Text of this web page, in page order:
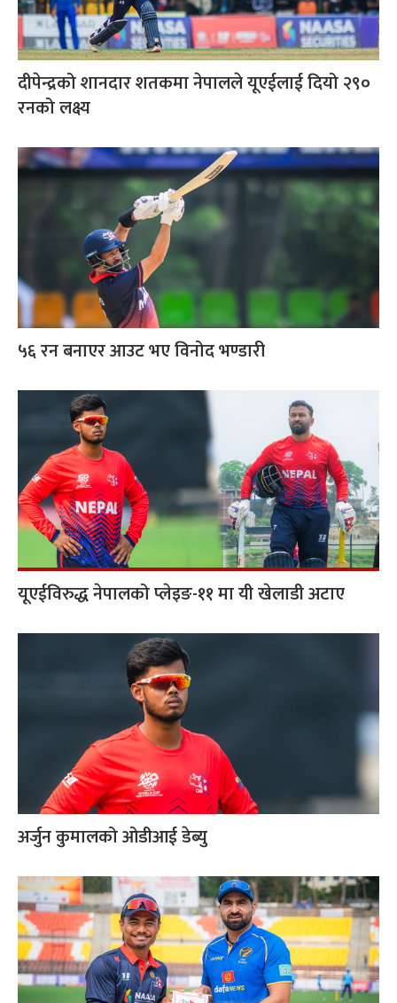
दीपेन्द्रको शानदार शतकमा नेपालले यूएईलाई दियो २९०
रनको लक्ष्य
५६ रन बनाएर आउट भए विनोद भण्डारी
यूएईविरुद्ध नेपालको प्लेइङ-११ मा यी खेलाडी अटाए
अर्जुन कुमालको ओडीआई डेब्यु